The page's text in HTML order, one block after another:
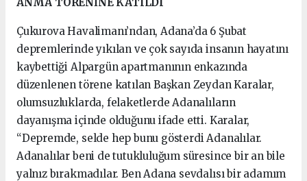
Çukurova Havalimanı’ndan, Adana’da 6 Şubat
depremlerinde yıkılan ve çok sayıda insanın hayatını
kaybettiği Alpargün apartmanının enkazında
düzenlenen törene katılan Başkan Zeydan Karalar,
olumsuzluklarda, felaketlerde Adanalıların
dayanışma içinde olduğunu ifade etti. Karalar,
“Depremde, selde hep bunu gösterdi Adanalılar.
Adanalılar beni de tutukluluğum süresince bir an bile
yalnız bırakmadılar. Ben Adana sevdalısı bir adamım